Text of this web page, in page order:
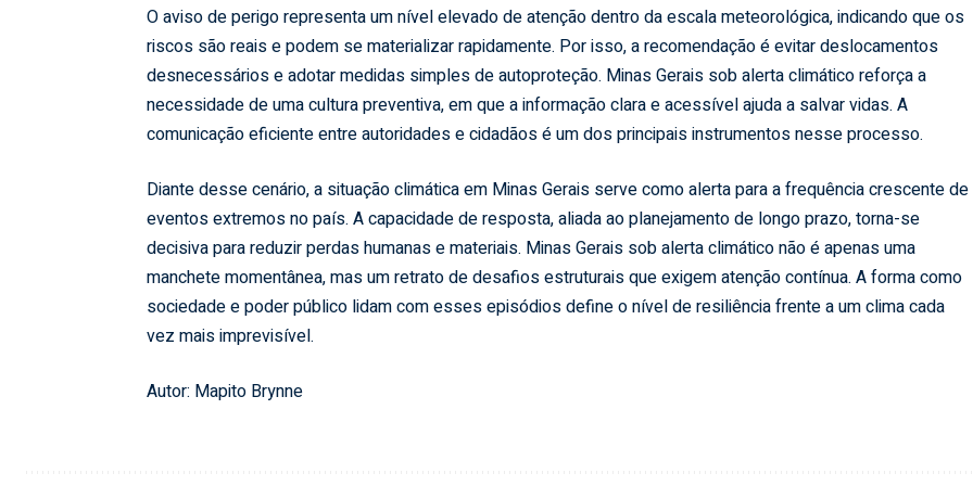
O aviso de perigo representa um nível elevado de atenção dentro da escala meteorológica, indicando que os
riscos são reais e podem se materializar rapidamente. Por isso, a recomendação é evitar deslocamentos
desnecessários e adotar medidas simples de autoproteção. Minas Gerais sob alerta climático reforça a
necessidade de uma cultura preventiva, em que a informação clara e acessível ajuda a salvar vidas. A
comunicação eficiente entre autoridades e cidadãos é um dos principais instrumentos nesse processo.
Diante desse cenário, a situação climática em Minas Gerais serve como alerta para a frequência crescente de
eventos extremos no país. A capacidade de resposta, aliada ao planejamento de longo prazo, torna-se
decisiva para reduzir perdas humanas e materiais. Minas Gerais sob alerta climático não é apenas uma
manchete momentânea, mas um retrato de desafios estruturais que exigem atenção contínua. A forma como
sociedade e poder público lidam com esses episódios define o nível de resiliência frente a um clima cada
vez mais imprevisível.
Autor: Mapito Brynne